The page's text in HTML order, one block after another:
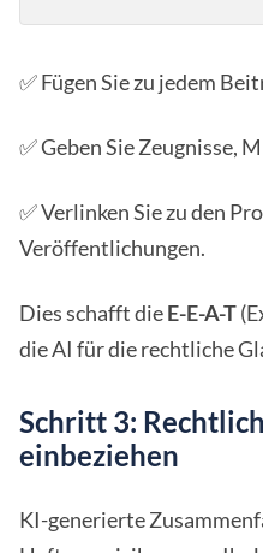
✅ Fügen Sie zu jedem
✅ Geben Sie Zeugnisse,
✅ Verlinken Sie zu den
Veröffentlichungen.
Dies schafft dieE-E-A-T
die AI für die rechtliche
Schritt 3:
einbeziehen
KI-generierte